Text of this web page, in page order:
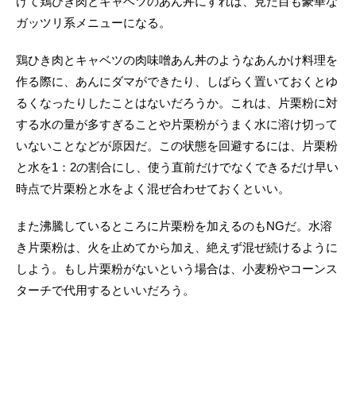
ガッツリ系メニューになる。
鶏ひき肉とキャベツの肉味噌あん丼のようなあんかけ料理を
作る際に、あんにダマができたり、しばらく置いておくとゆ
るくなったりしたことはないだろうか。これは、片栗粉に対
する水の量が多すぎることや片栗粉がうまく水に溶け切って
いないことなどが原因だ。この状態を回避するには、片栗粉
と水を1：2の割合にし、使う直前だけでなくできるだけ早い
時点で片栗粉と水をよく混ぜ合わせておくといい。
また沸騰しているところに片栗粉を加えるのもNGだ。水溶
き片栗粉は、火を止めてから加え、絶えず混ぜ続けるように
しよう。もし片栗粉がないという場合は、小麦粉やコーンス
ターチで代用するといいだろう。